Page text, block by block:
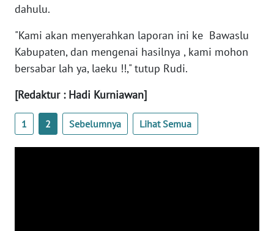
dahulu.
"Kami akan menyerahkan laporan ini ke Bawaslu
Kabupaten, dan mengenai hasilnya , kami mohon
bersabar lah ya, laeku !!," tutup Rudi.
[Redaktur : Hadi Kurniawan]
1 2 Sebelumnya Lihat Semua
WN
SUMBAR
SUMSEL
WN
BENGKULU